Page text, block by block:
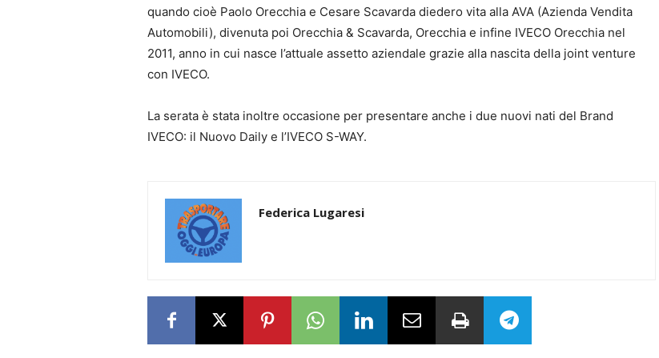
quando cioè Paolo Orecchia e Cesare Scavarda diedero vita alla AVA (Azienda Vendita
Automobili), divenuta poi Orecchia & Scavarda, Orecchia e infine IVECO Orecchia nel
2011, anno in cui nasce l’attuale assetto aziendale grazie alla nascita della joint venture
con IVECO.
La serata è stata inoltre occasione per presentare anche i due nuovi nati del Brand
IVECO: il Nuovo Daily e l’IVECO S-WAY.
Federica Lugaresi